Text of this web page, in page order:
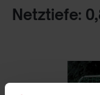
Netztiefe: